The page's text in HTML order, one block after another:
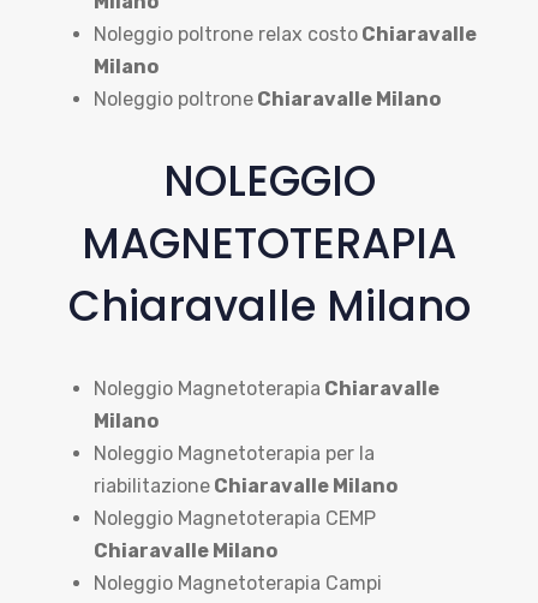
Noleggio poltrone relax costo Chiaravalle
Milano
Noleggio poltrone Chiaravalle Milano
NOLEGGIO
MAGNETOTERAPIA
Chiaravalle Milano
Noleggio Magnetoterapia Chiaravalle
Milano
Noleggio Magnetoterapia per la
riabilitazione Chiaravalle Milano
Noleggio Magnetoterapia CEMP
Chiaravalle Milano
Noleggio Magnetoterapia Campi